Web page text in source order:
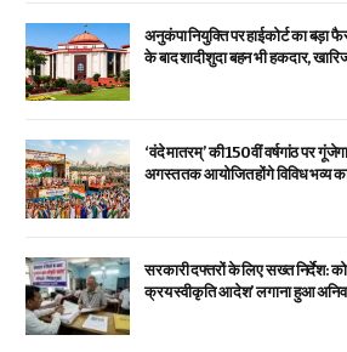
अनुकंपा नियुक्ति पर हाईकोर्ट का बड़ा
के बाद शादीशुदा बहन भी हकदार,
‘वंदे मातरम्’ की 150वीं वर्षगांठ पर
अगस्त तक आयोजित होंगे विविध भव्य
सरकारी दफ्तरों के लिए सख्त निर्देश:
क्रय स्वीकृति आदेश’ लगाना हुआ